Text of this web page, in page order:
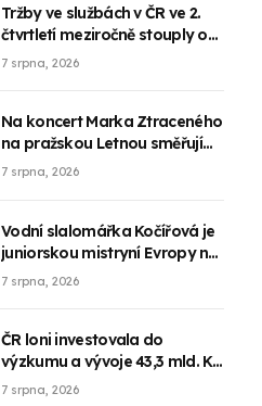
Tržby ve službách v ČR ve 2.
čtvrtletí meziročně stouply o
3,1 pct
7 srpna, 2026
Na koncert Marka Ztraceného
na pražskou Letnou směřují
desítky tisíc lidí
7 srpna, 2026
Vodní slalomářka Kočířová je
juniorskou mistryní Evropy na
kajaku
7 srpna, 2026
ČR loni investovala do
výzkumu a vývoje 43,3 mld. Kč,
v EU je 16.
7 srpna, 2026